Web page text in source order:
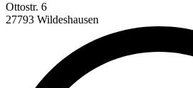
Ottostr. 6
27793 Wildeshausen